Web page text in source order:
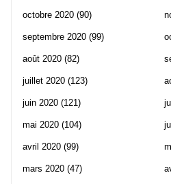
octobre 2020 (90)
septembre 2020 (99)
août 2020 (82)
juillet 2020 (123)
juin 2020 (121)
mai 2020 (104)
avril 2020 (99)
mars 2020 (47)